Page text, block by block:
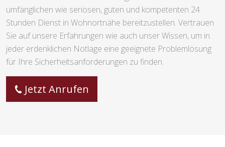
umfänglichen wie seriösen, guten und kompetenten 24
Stunden Dienst in Wohnortnähe bereitzustellen. Vertrauen
Sie auf unsere Erfahrungen wie auch unser Wissen, um in
jeder erdenklichen Notlage eine geeignete Problemlösung
für Ihre Sicherheitsanforderungen zu finden.
Jetzt Anrufen